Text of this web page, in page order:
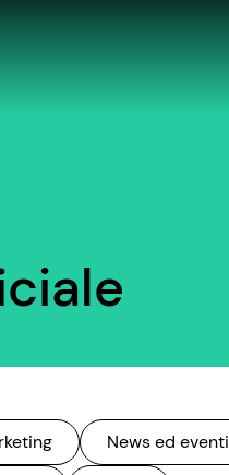
News ed eventi